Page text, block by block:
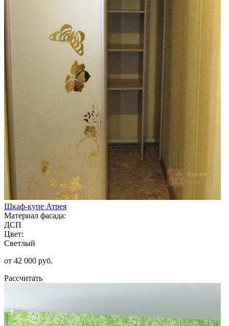
Шкаф-купе Атрея
Материал фасада:
ДСП
Цвет:
Светлый
от 42 000 руб.
Рассчитать